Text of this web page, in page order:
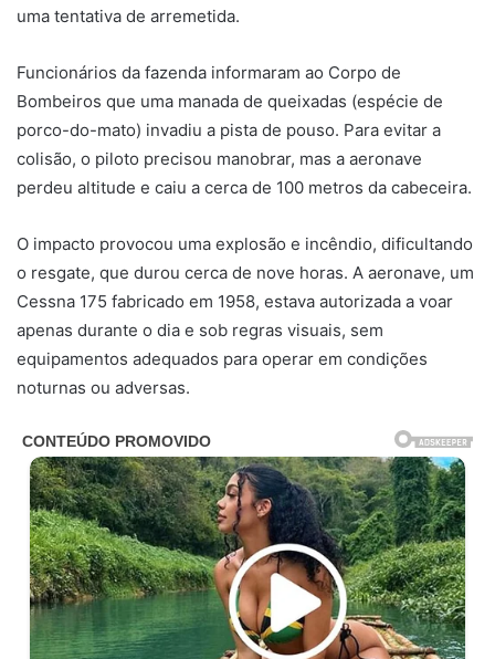
uma tentativa de arremetida.
Funcionários da fazenda informaram ao Corpo de
Bombeiros que uma manada de queixadas (espécie de
porco-do-mato) invadiu a pista de pouso. Para evitar a
colisão, o piloto precisou manobrar, mas a aeronave
perdeu altitude e caiu a cerca de 100 metros da cabeceira.
O impacto provocou uma explosão e incêndio, dificultando
o resgate, que durou cerca de nove horas. A aeronave, um
Cessna 175 fabricado em 1958, estava autorizada a voar
apenas durante o dia e sob regras visuais, sem
equipamentos adequados para operar em condições
noturnas ou adversas.